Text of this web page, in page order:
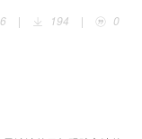
类矩阵和试验样本分别
终类别。试验表明，该
| 194 | 0